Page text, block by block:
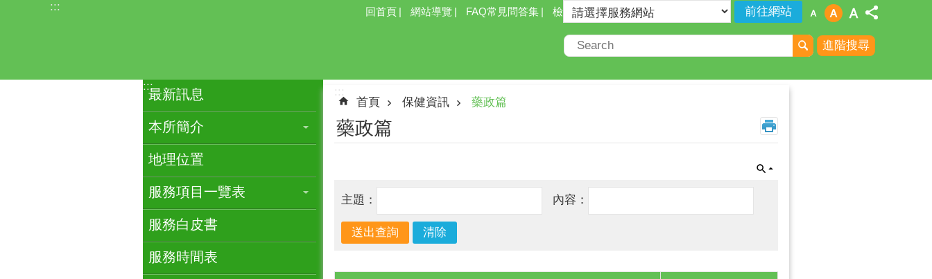
跳到主要內容區塊
::: 回首頁 網站導覽 FAQ常見問答集 檢索
進階搜尋
:::
最新訊息
本所簡介
地理位置
服務項目一覽表
服務白皮書
服務時間表
:::
首頁 保健資訊 藥政篇
藥政篇
主題： 內容：